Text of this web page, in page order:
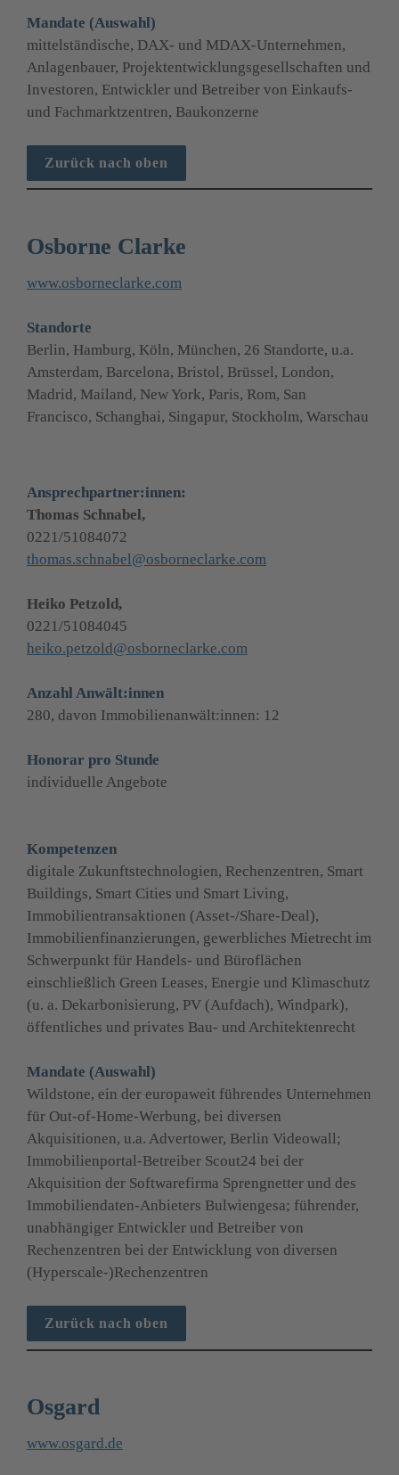
Mandate (Auswahl)
mittelständische, DAX- und MDAX-Unternehmen,
Anlagenbauer, Projektentwicklungsgesellschaften und
Investoren, Entwickler und Betreiber von Einkaufs-
und Fachmarktzentren, Baukonzerne
Zurück nach oben
Osborne Clarke
www.osborneclarke.com
Standorte
Berlin, Hamburg, Köln, München, 26 Standorte, u.a.
Amsterdam, Barcelona, Bristol, Brüssel, London,
Madrid, Mailand, New York, Paris, Rom, San
Francisco, Schanghai, Singapur, Stockholm, Warschau
Ansprechpartner:innen:
Thomas Schnabel,
0221/51084072
thomas.schnabel@osborneclarke.com
0221/51084045
heiko.petzold@osborneclarke.com
Anzahl Anwält:innen
280, davon Immobilienanwält:innen: 12
Honorar pro Stunde
individuelle Angebote
Kompetenzen
digitale Zukunftstechnologien, Rechenzentren, Smart
Buildings, Smart Cities und Smart Living,
Immobilientransaktionen (Asset-/Share-Deal),
Immobilienfinanzierungen, gewerbliches Mietrecht im
Schwerpunkt für Handels- und Büroflächen
einschließlich Green Leases, Energie und Klimaschutz
(u. a. Dekarbonisierung, PV (Aufdach), Windpark),
öffentliches und privates Bau- und Architektenrecht
Mandate (Auswahl)
Wildstone, ein der europaweit führendes Unternehmen
für Out-of-Home-Werbung, bei diversen
Akquisitionen, u.a. Advertower, Berlin Videowall;
Immobilienportal-Betreiber Scout24 bei der
Akquisition der Softwarefirma Sprengnetter und des
Immobiliendaten-Anbieters Bulwiengesa; führender,
unabhängiger Entwickler und Betreiber von
Rechenzentren bei der Entwicklung von diversen
(Hyperscale-)Rechenzentren
Zurück nach oben
Osgard
www.osgard.de